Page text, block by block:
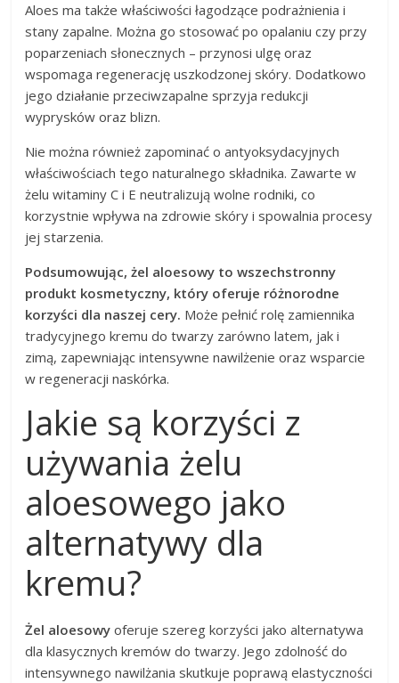
Aloes ma także właściwości łagodzące podrażnienia i
stany zapalne. Można go stosować po opalaniu czy przy
poparzeniach słonecznych – przynosi ulgę oraz
wspomaga regenerację uszkodzonej skóry. Dodatkowo
jego działanie przeciwzapalne sprzyja redukcji
wyprysków oraz blizn.
Nie można również zapominać o antyoksydacyjnych
właściwościach tego naturalnego składnika. Zawarte w
żelu witaminy C i E neutralizują wolne rodniki, co
korzystnie wpływa na zdrowie skóry i spowalnia procesy
jej starzenia.
Podsumowując, żel aloesowy to wszechstronny
produkt kosmetyczny, który oferuje różnorodne
korzyści dla naszej cery. Może pełnić rolę zamiennika
tradycyjnego kremu do twarzy zarówno latem, jak i
zimą, zapewniając intensywne nawilżenie oraz wsparcie
w regeneracji naskórka.
Jakie są korzyści z
używania żelu
aloesowego jako
alternatywy dla
kremu?
Żel aloesowy oferuje szereg korzyści jako alternatywa
dla klasycznych kremów do twarzy. Jego zdolność do
intensywnego nawilżania skutkuje poprawą elastyczności